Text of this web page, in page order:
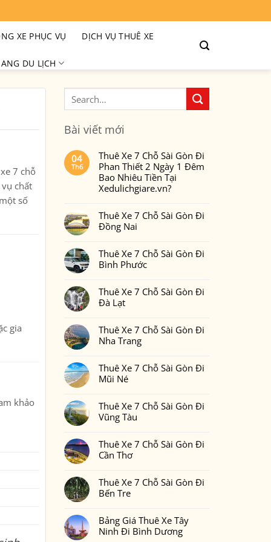
XE PHỤC VỤ DỊCH VỤ THUÊ XE
DU LỊCH
7 chỗ
chất
số
gia
khảo
Bài viết mới
04
Th6
Thuê Xe 7 Chỗ Sài Gòn Đi
Phan Thiết 2 Ngày 1 Đêm
Bao Nhiêu Tiền Tại
Xedulichgiare.vn?
bình
luận
ở
7
Chỗ
Sài
Phan
Thiết
2
Ngày
Bao
Nhiêu
Tiền
Thuê Xe 7 Chỗ Sài Gòn Đi
Đồng Nai
bình
luận
ở
7
Chỗ
Sài
Đồng
Nai
Thuê Xe 7 Chỗ Sài Gòn Đi
Bình Phước
bình
luận
ở
7
Chỗ
Sài
Bình
Phước
Thuê Xe 7 Chỗ Sài Gòn Đi
Đà Lạt
bình
luận
ở
7
Chỗ
Sài
Đà
Lạt
Thuê Xe 7 Chỗ Sài Gòn Đi
Nha Trang
bình
luận
ở
7
Chỗ
Sài
Nha
Trang
Thuê Xe 7 Chỗ Sài Gòn Đi
Mũi Né
bình
luận
ở
7
Chỗ
Sài
Mũi
Né
Thuê Xe 7 Chỗ Sài Gòn Đi
Vũng Tàu
bình
luận
ở
7
Chỗ
Sài
Vũng
Tàu
Thuê Xe 7 Chỗ Sài Gòn Đi
Cần Thơ
bình
luận
ở
7
Chỗ
Sài
Thuê Xe 7 Chỗ Sài Gòn Đi
Bến Tre
bình
luận
ở
Bảng Giá Thuê Xe Tây
Ninh Đi Bình Dương